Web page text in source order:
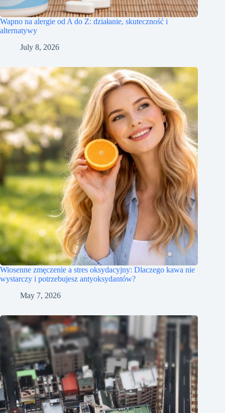
Wapno na alergie od A do Z: działanie, skuteczność i
alternatywy
July 8, 2026
Wiosenne zmęczenie a stres oksydacyjny: Dlaczego kawa nie
wystarczy i potrzebujesz antyoksydantów?
May 7, 2026